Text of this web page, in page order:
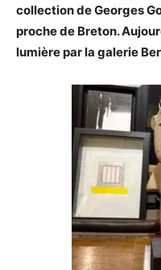
collection de Georges
proche de Breton.
lumière par la galerie